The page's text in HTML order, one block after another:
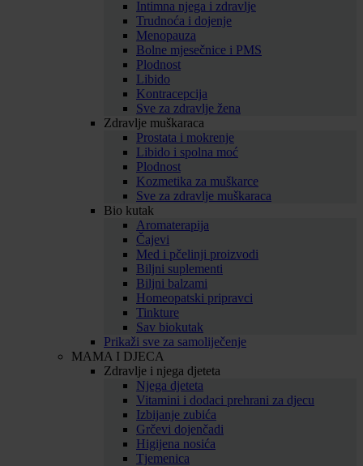
Intimna njega i zdravlje
Trudnoća i dojenje
Menopauza
Bolne mjesečnice i PMS
Plodnost
Libido
Kontracepcija
Sve za zdravlje žena
Zdravlje muškaraca
Prostata i mokrenje
Libido i spolna moć
Plodnost
Kozmetika za muškarce
Sve za zdravlje muškaraca
Bio kutak
Aromaterapija
Čajevi
Med i pčelinji proizvodi
Biljni suplementi
Biljni balzami
Homeopatski pripravci
Tinkture
Sav biokutak
Prikaži sve za samoliječenje
MAMA I DJECA
Zdravlje i njega djeteta
Njega djeteta
Vitamini i dodaci prehrani za djecu
Izbijanje zubića
Grčevi dojenčadi
Higijena nosića
Tjemenica